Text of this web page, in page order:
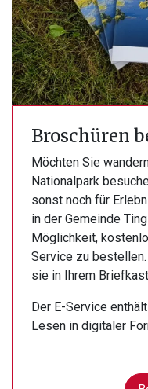
Broschüren
Möchten Sie
Nationalpark
sonst noch für
in der Gemeinde
Möglichkeit,
Service zu
sie in Ihrem
Der E-Service
Lesen in digitaler